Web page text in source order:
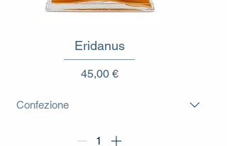
Eridanus
Prezzo
45,00 €